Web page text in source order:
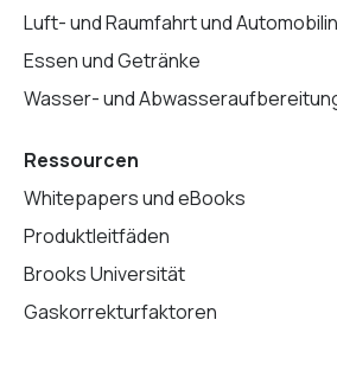
Luft- und Raumfahrt und
Essen und Getränke
Wasser- und
Ressourcen
Whitepapers und eBooks
Produktleitfäden
Brooks Universität
Gaskorrekturfaktoren